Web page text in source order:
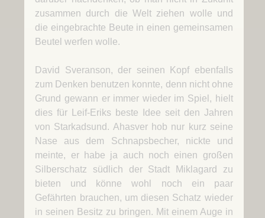
zusammen durch die Welt ziehen wolle und
die eingebrachte Beute in einen gemeinsamen
Beutel werfen wolle.
David Sveranson, der seinen Kopf ebenfalls
zum Denken benutzen konnte, denn nicht ohne
Grund gewann er immer wieder im Spiel, hielt
dies für Leif-Eriks beste Idee seit den Jahren
von Starkadsund. Ahasver hob nur kurz seine
Nase aus dem Schnapsbecher, nickte und
meinte, er habe ja auch noch einen großen
Silberschatz südlich der Stadt Miklagard zu
bieten und könne wohl noch ein paar
Gefährten brauchen, um diesen Schatz wieder
in seinen Besitz zu bringen. Mit einem Auge in